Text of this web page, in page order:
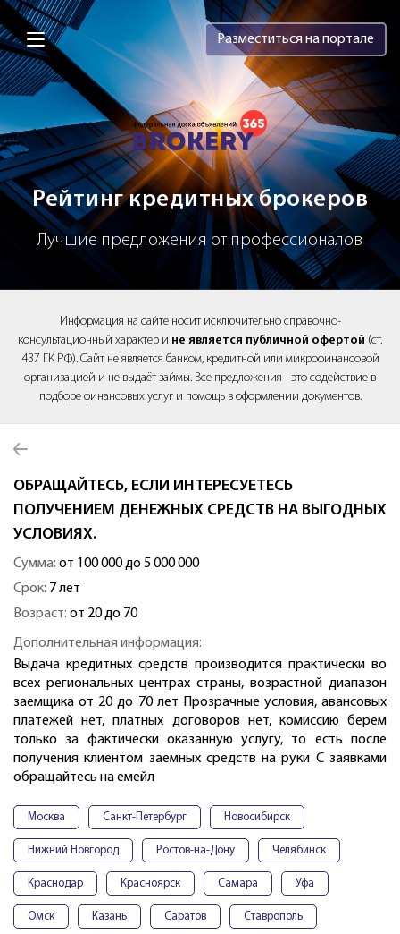
Brokery365 - Рейтинг кредитных
Разместиться на портале
Рейтинг кредитных брокеров
Лучшие предложения от профессионалов
Информация на сайте носит исключительно справочно-
консультационный характер и не является публичной офертой (ст.
437 ГК РФ). Сайт не является банком, кредитной или микрофинансовой
организацией и не выдаёт займы. Все предложения - это содействие в
подборе финансовых услуг и помощь в оформлении документов.
ОБРАЩАЙТЕСЬ, ЕСЛИ ИНТЕРЕСУЕТЕСЬ
ПОЛУЧЕНИЕМ ДЕНЕЖНЫХ СРЕДСТВ НА ВЫГОДНЫХ
УСЛОВИЯХ.
Сумма: от 100 000 до 5 000 000
Срок: 7 лет
Возраст: от 20 до 70
Дополнительная информация:
Выдача кредитных средств производится практически во
всех региональных центрах страны, возрастной диапазон
заемщика от 20 до 70 лет Прозрачные условия, авансовых
платежей нет, платных договоров нет, комиссию берем
только за фактически оказанную услугу, то есть после
получения клиентом заемных средств на руки С заявками
обращайтесь на емейл
Москва Санкт-Петербург Новосибирск
Нижний Новгород Ростов-на-Дону Челябинск
Краснодар Красноярск Самара Уфа
Омск Казань Саратов Ставрополь